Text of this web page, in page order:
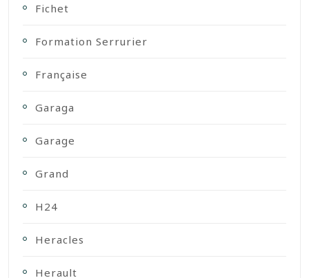
Fichet
Formation Serrurier
Française
Garaga
Garage
Grand
H24
Heracles
Herault